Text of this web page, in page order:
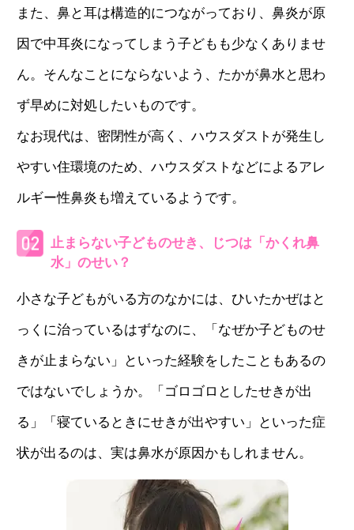
また、鼻と耳は構造的につながっており、鼻炎が原
因で中耳炎になってしまう子どもも少なくありませ
ん。そんなことにならないよう、たかが鼻水と思わ
ず早めに対処したいものです。
なお現代は、密閉性が高く、ハウスダストが発生し
やすい住環境のため、ハウスダストなどによるアレ
ルギー性鼻炎も増えているようです。
止まらない子どものせき、じつは「かくれ鼻
水」のせい？
小さな子どもがいる方のなかには、ひいたかぜはと
っくに治っているはずなのに、「なぜか子どものせ
きが止まらない」といった経験をしたこともあるの
ではないでしょうか。「ゴロゴロとしたせきが出
る」「寝ているときにせきが出やすい」といった症
状が出るのは、実は鼻水が原因かもしれません。